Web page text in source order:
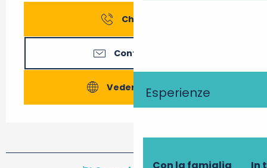
Esperienze
Chiamare
Contattateci
Vedere i siti web